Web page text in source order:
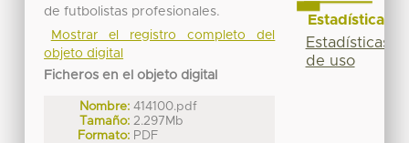
de futbolistas profesionales.
Mostrar el registro completo del
objeto digital
Ficheros en el objeto digital
Nombre: 414100.pdf
Tamaño: 2.297Mb
Formato: PDF
Estadísticas
Estadísticas
de uso